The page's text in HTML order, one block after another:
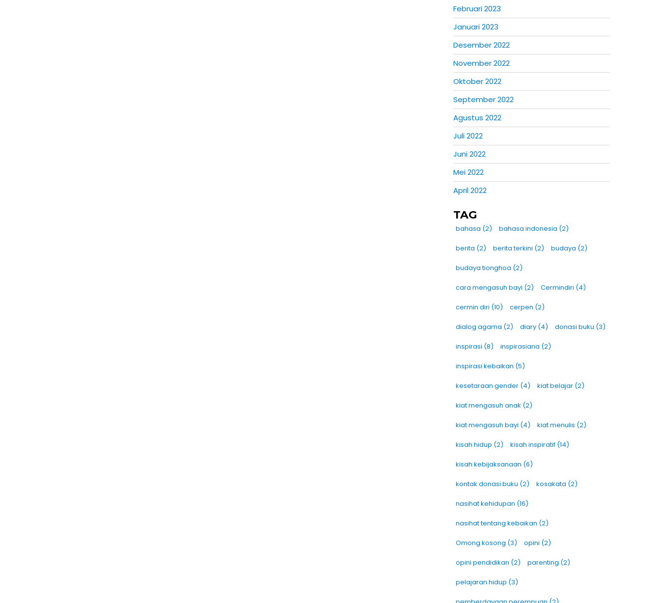
Februari 2023
Januari 2023
Desember 2022
November 2022
Oktober 2022
September 2022
Agustus 2022
Juli 2022
Juni 2022
Mei 2022
April 2022
TAG
bahasa (2) bahasa indonesia (2)
berita (2) berita terkini (2) budaya (2)
budaya tionghoa (2)
cara mengasuh bayi (2) Cermindiri (4)
cermin diri (10) cerpen (2)
dialog agama (2) diary(4) donasi buku (3)
inspirasi (8) inspirasiana (2)
inspirasi kebaikan (5)
kesetaraan gender(4) kiat belajar(2)
kiat mengasuh anak (2)
kiat mengasuh bayi (4) kiat menulis (2)
kisah hidup (2) kisah inspiratif(14)
kisah kebijaksanaan (6)
kontak donasi buku (2) kosakata (2)
nasihat kehidupan (16)
nasihat tentang kebaikan (2)
Omong kosong (3) opini (2)
opini pendidikan (2) parenting (2)
pelajaran hidup (3)